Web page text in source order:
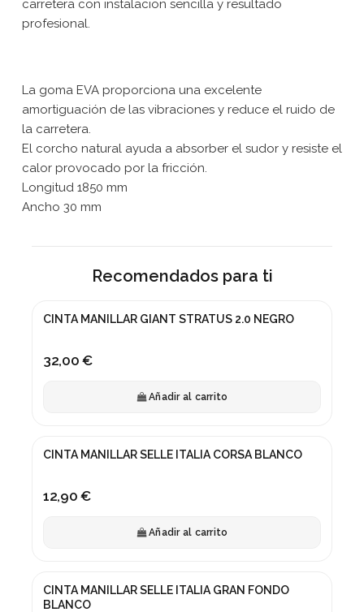
carretera con instalacion sencilla y resultado
profesional.
La goma EVA proporciona una excelente
amortiguación de las vibraciones y reduce el ruido de
la carretera.
El corcho natural ayuda a absorber el sudor y resiste el
calor provocado por la fricción.
Longitud 1850 mm
Ancho 30 mm
Recomendados para ti
CINTA MANILLAR GIANT STRATUS 2.0 NEGRO
32,00 €
Añadir al carrito
CINTA MANILLAR SELLE ITALIA CORSA BLANCO
12,90 €
Añadir al carrito
CINTA MANILLAR SELLE ITALIA GRAN FONDO
BLANCO